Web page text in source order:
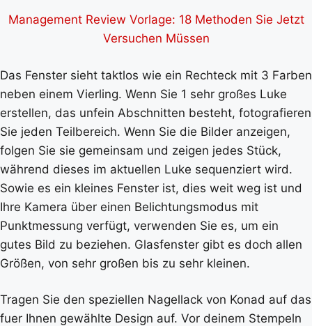
Management Review Vorlage: 18 Methoden Sie Jetzt
Versuchen Müssen
Das Fenster sieht taktlos wie ein Rechteck mit 3 Farben
neben einem Vierling. Wenn Sie 1 sehr großes Luke
erstellen, das unfein Abschnitten besteht, fotografieren
Sie jeden Teilbereich. Wenn Sie die Bilder anzeigen,
folgen Sie sie gemeinsam und zeigen jedes Stück,
während dieses im aktuellen Luke sequenziert wird.
Sowie es ein kleines Fenster ist, dies weit weg ist und
Ihre Kamera über einen Belichtungsmodus mit
Punktmessung verfügt, verwenden Sie es, um ein
gutes Bild zu beziehen. Glasfenster gibt es doch allen
Größen, von sehr großen bis zu sehr kleinen.
Tragen Sie den speziellen Nagellack von Konad auf das
fuer Ihnen gewählte Design auf. Vor deinem Stempeln